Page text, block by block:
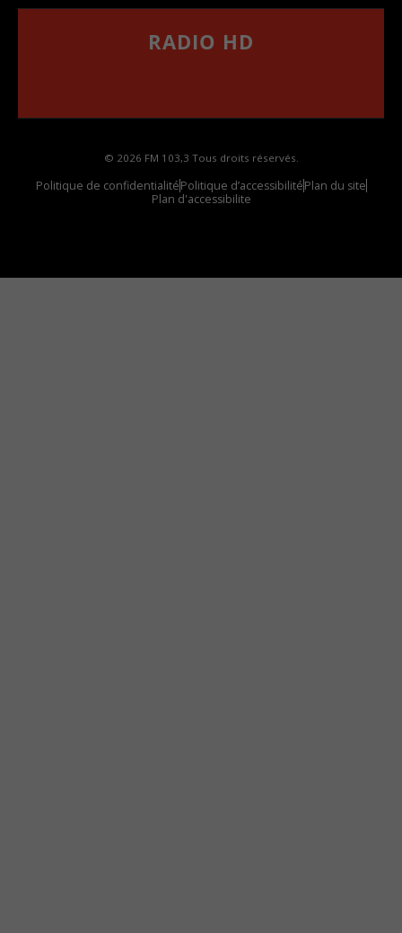
RADIO HD
© 2026 FM 103,3 Tous droits réservés.
Politique de confidentialitéPolitique d’accessibilitéPlan du site
Plan d'accessibilite